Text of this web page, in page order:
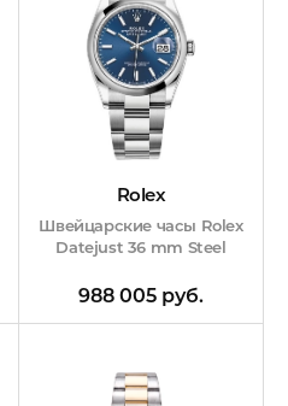
Rolex
Швейцарские часы Rolex
Datejust 36 mm Steel
988 005 руб.